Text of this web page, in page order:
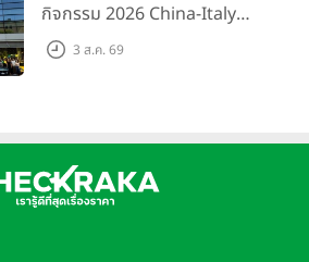
คงเติบโตแข็งแกร่ง โดยมีกำไรขั้นต้น
5.7% QoQ สู่ระดับ 2,001 ล้านบาท โดยมี
ส่งผลให้สัดส่วนกำไรขั้นต้นจาก
ของกำไรขั้นต้นรวม สะท้อนการ
กิจกรรม 2026 China-Italy
Grand Tour ณ สำนักงาน
3 ส.ค. 69